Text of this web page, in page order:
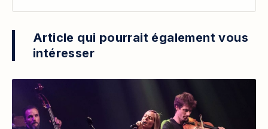
Article qui pourrait également vous
intéresser